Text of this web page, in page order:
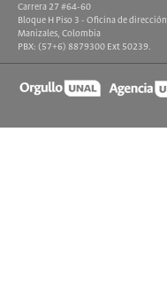
Carrera 27 #64-60
Bloque H Piso 3 - Oficina de dirección
Manizales, Colombia
PBX: (57+6) 8879300 Ext 50239.